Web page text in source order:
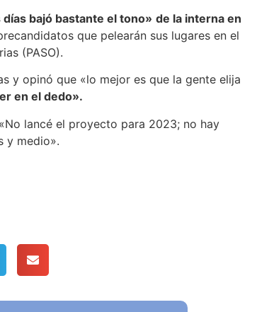
bajó bastante el tono» de la interna en
que pelearán sus lugares en el
(PASO).
y opinó que «lo mejor es que la gente elija
en el dedo».
lancé el proyecto para 2023; no hay
y medio».